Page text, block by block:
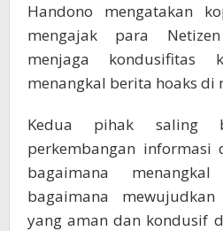
Handono mengatakan
mengajak para
menjaga kondusifitas
menangkal berita hoaks di
Kedua pihak saling
perkembangan
bagaimana
bagaimana
yang aman dan kondusif